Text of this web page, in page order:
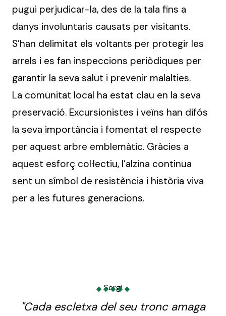
pugui perjudicar-la, des de la tala fins a
danys involuntaris causats per visitants.
S’han delimitat els voltants per protegir les
arrels i es fan inspeccions periòdiques per
garantir la seva salut i prevenir malalties.
La comunitat local ha estat clau en la seva
preservació. Excursionistes i veïns han difós
la seva importància i fomentat el respecte
per aquest arbre emblemàtic. Gràcies a
aquest esforç col·lectiu, l’alzina continua
sent un símbol de resistència i història viva
per a les futures generacions.
Sergi
"Cada escletxa del seu tronc amaga